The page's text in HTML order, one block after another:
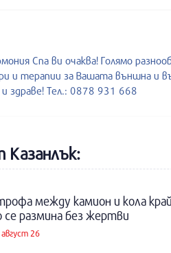
Спа ви очаква! Голямо
и терапии за Вашата външна и
здраве! Тел.: 0878 931 668
между камион и кола
се размина без жертви
26